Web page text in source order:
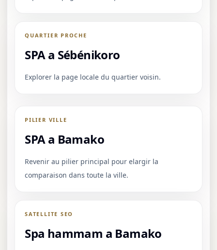
QUARTIER PROCHE
SPA a Sébénikoro
Explorer la page locale du quartier voisin.
PILIER VILLE
SPA a Bamako
Revenir au pilier principal pour elargir la
comparaison dans toute la ville.
SATELLITE SEO
Spa hammam a Bamako